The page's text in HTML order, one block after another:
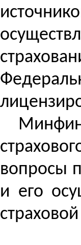
вопросы
и его